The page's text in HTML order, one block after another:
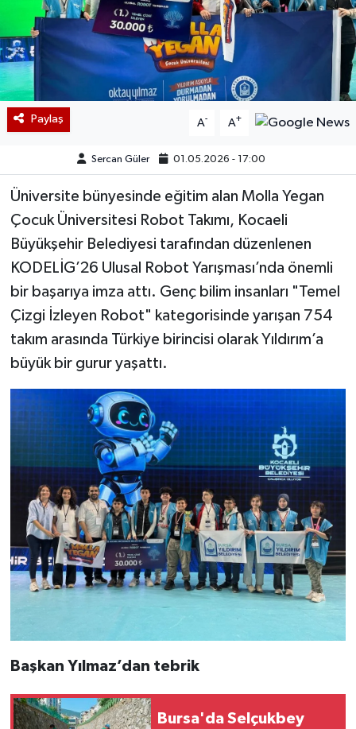
Paylaş A- A+
Sercan Güler 01.05.2026 - 17:00
Üniversite bünyesinde eğitim alan Molla Yegan
Çocuk Üniversitesi Robot Takımı, Kocaeli
Büyükşehir Belediyesi tarafından düzenlenen
KODELİG’26 Ulusal Robot Yarışması’nda önemli
bir başarıya imza attı. Genç bilim insanları "Temel
Çizgi İzleyen Robot" kategorisinde yarışan 754
takım arasında Türkiye birincisi olarak Yıldırım’a
büyük bir gurur yaşattı.
Başkan Yılmaz’dan tebrik
Bursa'da Selçukbey